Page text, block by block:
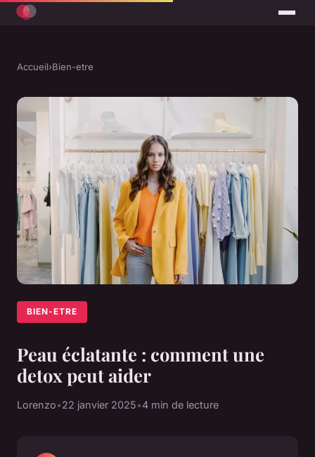
Accueil›Bien-etre
BIEN-ETRE
Peau éclatante : comment une
detox peut aider
Lorenzo•22 janvier 2025•4 min de lecture